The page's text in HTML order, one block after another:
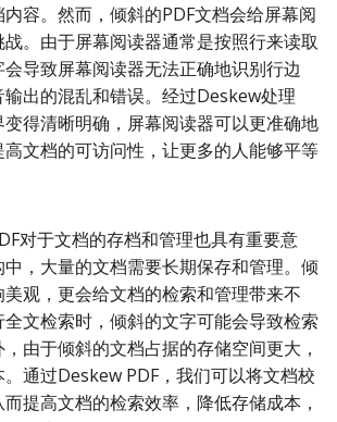
容。然而，倾斜的PDF文档会给屏幕阅
。由于屏幕阅读器通常是按照行来读取
导致屏幕阅读器无法正确地识别行边
出的混乱和错误。经过Deskew处理
得清晰明确，屏幕阅读器可以更准确地
文档的可访问性，让更多的人能够平等
对于文档的存档和管理也具有重要意
中，大量的文档需要长期保存和管理。倾
观，更会给文档的检索和管理带来不
文检索时，倾斜的文字可能会导致检索
由于倾斜的文档占据的存储空间更大，
通过Deskew PDF，我们可以将文档校
提高文档的检索效率，降低存储成本，